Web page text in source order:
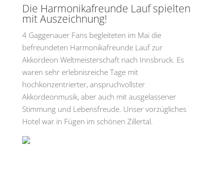
Die Harmonikafreunde Lauf spielten
mit Auszeichnung!
4 Gaggenauer Fans begleiteten im Mai die
befreundeten Harmonikafreunde Lauf zur
Akkordeon Weltmeisterschaft nach Innsbruck. Es
waren sehr erlebnisreiche Tage mit
hochkonzentrierter, anspruchvollster
Akkordeonmusik, aber auch mit ausgelassener
Stimmung und Lebensfreude. Unser vorzügliches
Hotel war in Fügen im schönen Zillertal.